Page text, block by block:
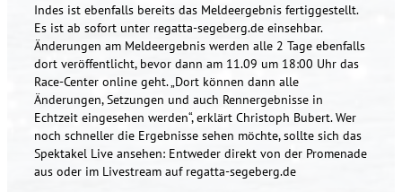
Indes ist ebenfalls bereits das Meldeergebnis fertiggestellt.
Es ist ab sofort unter regatta-segeberg.de einsehbar.
Änderungen am Meldeergebnis werden alle 2 Tage ebenfalls
dort veröffentlicht, bevor dann am 11.09 um 18:00 Uhr das
Race-Center online geht. „Dort können dann alle
Änderungen, Setzungen und auch Rennergebnisse in
Echtzeit eingesehen werden“, erklärt Christoph Bubert. Wer
noch schneller die Ergebnisse sehen möchte, sollte sich das
Spektakel Live ansehen: Entweder direkt von der Promenade
aus oder im Livestream auf regatta-segeberg.de